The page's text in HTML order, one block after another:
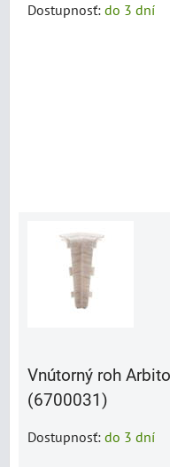
Dostupnosť: do 3 dní
Vnútorný roh
(6700031)
Dostupnosť: do 3 dní